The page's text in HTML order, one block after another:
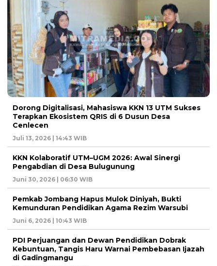
Dorong Digitalisasi, Mahasiswa KKN 13 UTM Sukses
Terapkan Ekosistem QRIS di 6 Dusun Desa
Cenlecen
Juli 13, 2026 | 14:43 WIB
KKN Kolaboratif UTM–UGM 2026: Awal Sinergi
Pengabdian di Desa Bulugunung
Juni 30, 2026 | 06:30 WIB
Pemkab Jombang Hapus Mulok Diniyah, Bukti
Kemunduran Pendidikan Agama Rezim Warsubi
Juni 6, 2026 | 10:43 WIB
PDI Perjuangan dan Dewan Pendidikan Dobrak
Kebuntuan, Tangis Haru Warnai Pembebasan Ijazah
di Gadingmangu